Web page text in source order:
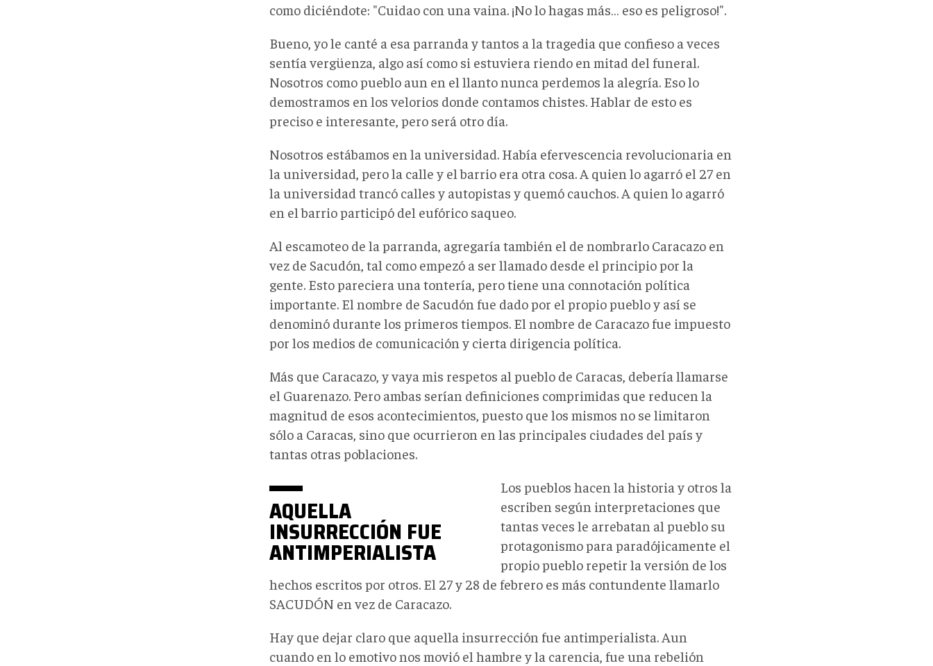
como diciéndote: "Cuidao con una vaina. ¡No lo hagas más… eso es peligroso!".
Bueno, yo le canté a esa parranda y tantos a la tragedia que confieso a veces
sentía vergüenza, algo así como si estuviera riendo en mitad del funeral.
Nosotros como pueblo aun en el llanto nunca perdemos la alegría. Eso lo
demostramos en los velorios donde contamos chistes. Hablar de esto es
preciso e interesante, pero será otro día.
Nosotros estábamos en la universidad. Había efervescencia revolucionaria en
la universidad, pero la calle y el barrio era otra cosa. A quien lo agarró el 27 en
la universidad trancó calles y autopistas y quemó cauchos. A quien lo agarró
en el barrio participó del eufórico saqueo.
Al escamoteo de la parranda, agregaría también el de nombrarlo Caracazo en
vez de Sacudón, tal como empezó a ser llamado desde el principio por la
gente. Esto pareciera una tontería, pero tiene una connotación política
importante. El nombre de Sacudón fue dado por el propio pueblo y así se
denominó durante los primeros tiempos. El nombre de Caracazo fue impuesto
por los medios de comunicación y cierta dirigencia política.
Más que Caracazo, y vaya mis respetos al pueblo de Caracas, debería llamarse
el Guarenazo. Pero ambas serían definiciones comprimidas que reducen la
magnitud de esos acontecimientos, puesto que los mismos no se limitaron
sólo a Caracas, sino que ocurrieron en las principales ciudades del país y
tantas otras poblaciones.
AQUELLA
INSURRECCIÓN FUE
ANTIMPERIALISTA
Los pueblos hacen la historia y otros la
escriben según interpretaciones que
tantas veces le arrebatan al pueblo su
protagonismo para paradójicamente el
propio pueblo repetir la versión de los
hechos escritos por otros. El 27 y 28 de febrero es más contundente llamarlo
SACUDÓN en vez de Caracazo.
Hay que dejar claro que aquella insurrección fue antimperialista. Aun
cuando en lo emotivo nos movió el hambre y la carencia, fue una rebelión